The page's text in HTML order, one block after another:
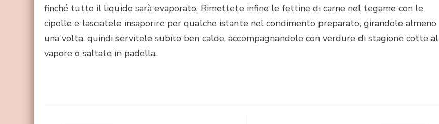
finché tutto il liquido sarà evaporato. Rimettete infine le fettine di carne nel tegame con le
cipolle e lasciatele insaporire per qualche istante nel condimento preparato, girandole almeno
una volta, quindi servitele subito ben calde, accompagnandole con verdure di stagione cotte al
vapore o saltate in padella.